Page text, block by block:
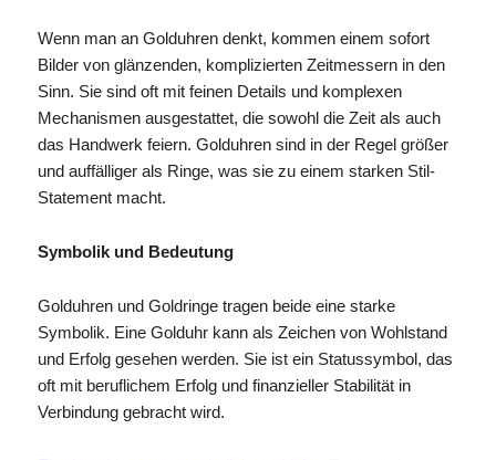
Wenn man an Golduhren denkt, kommen einem sofort
Bilder von glänzenden, komplizierten Zeitmessern in den
Sinn. Sie sind oft mit feinen Details und komplexen
Mechanismen ausgestattet, die sowohl die Zeit als auch
das Handwerk feiern. Golduhren sind in der Regel größer
und auffälliger als Ringe, was sie zu einem starken Stil-
Statement macht.
Symbolik und Bedeutung
Golduhren und Goldringe tragen beide eine starke
Symbolik. Eine Golduhr kann als Zeichen von Wohlstand
und Erfolg gesehen werden. Sie ist ein Statussymbol, das
oft mit beruflichem Erfolg und finanzieller Stabilität in
Verbindung gebracht wird.